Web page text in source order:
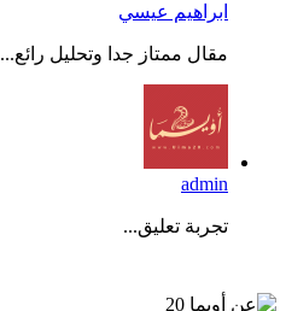
ابراهيم عيسي
مقال ممتاز جدا وتحليل رائع...
admin
تجربة تعليق...